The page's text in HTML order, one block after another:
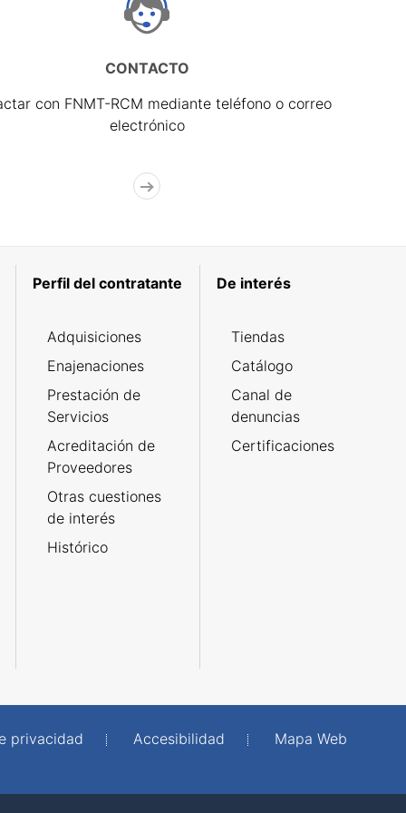
CONTACTO
con FNMT-RCM mediante teléfono o correo
electrónico
Perfil del contratante
Adquisiciones
Enajenaciones
Prestación de
Servicios
Acreditación de
Proveedores
Otras cuestiones
de interés
Histórico
De interés
Tiendas
Catálogo
Canal de
denuncias
Certificaciones
privacidad Accesibilidad
Mapa Web